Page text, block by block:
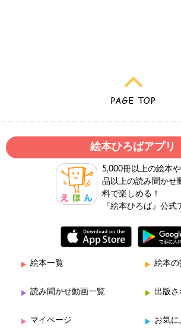
絵本ひろばアプリ
5,000冊以上の絵本
品以上の読み聞かせ
料で楽しめる！
『絵本ひろば』公式
絵本一覧 絵本の
読み聞かせ動画一覧 出版さ
マイページ お気に